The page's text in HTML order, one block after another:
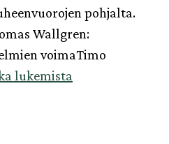
pohjalta.
Wallgren:
voimaTimo
lukemista